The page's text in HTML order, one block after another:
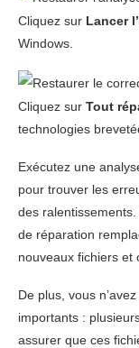
Cliquez sur Lancer
Windows.
Cliquez sur Tout
technologies
Exécutez une
pour trouver les
des
de réparation
nouveaux fichiers et
De plus, vous
importants :
assurer que ces